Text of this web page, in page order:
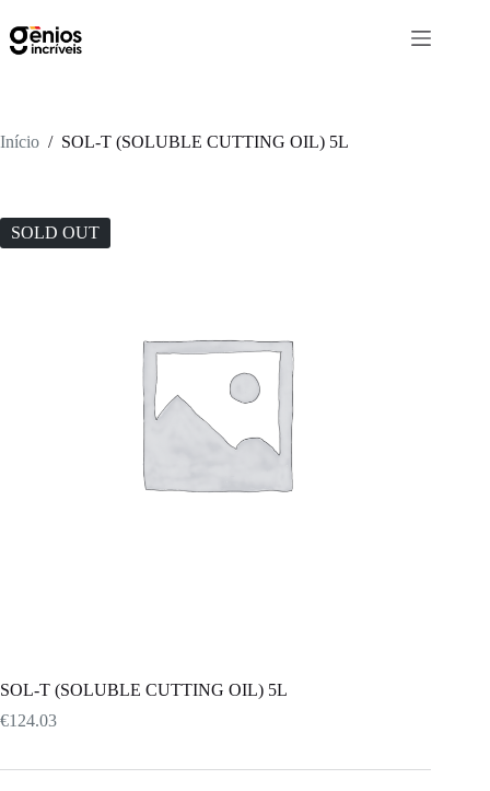
Início / SOL-T (SOLUBLE CUTTING OIL) 5L
SOLD OUT
SOL-T (SOLUBLE CUTTING OIL) 5L
€124.03